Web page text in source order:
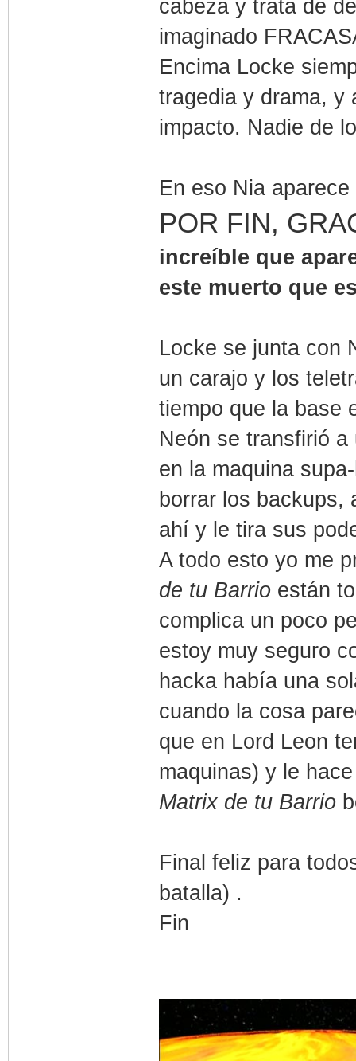
cabeza y trata de
imaginado
Encima Locke
tragedia y drama, y
impacto. Nadie de
En eso Nia
POR FIN,
increíble que
este muerto que
Locke se junta con
un carajo y los
tiempo que la base
Neón se transfirió
en la maquina
borrar los backups,
ahí y le tira sus
A todo esto yo me
de tu Barrio están
complica un poco
estoy muy seguro
hacka había una
cuando la cosa
que en Lord Leon
maquinas) y le
Matrix de tu Barrio
Final feliz para
batalla) .
Fin